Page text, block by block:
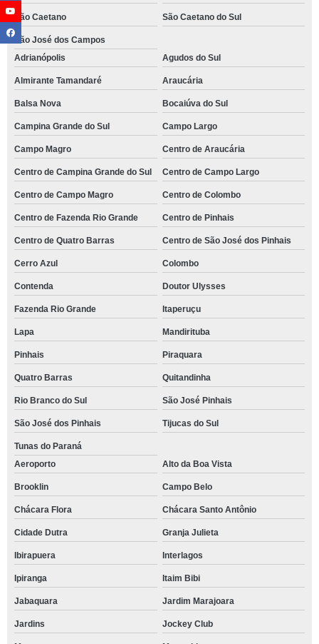
São Caetano São Caetano do Sul
São José dos Campos
Adrianópolis
Agudos do Sul
Almirante Tamandaré Araucária
Balsa Nova Bocaiúva do Sul
Campina Grande do Sul Campo Largo
Campo Magro Centro de Araucária
Centro de Campina Grande do Sul Centro de Campo Largo
Centro de Campo Magro Centro de Colombo
Centro de Fazenda Rio Grande Centro de Pinhais
Centro de Quatro Barras Centro de São José dos Pinhais
Cerro Azul Colombo
Contenda Doutor Ulysses
Fazenda Rio Grande Itaperuçu
Lapa Mandirituba
Pinhais Piraquara
Quatro Barras Quitandinha
Rio Branco do Sul São José Pinhais
São José dos Pinhais Tijucas do Sul
Tunas do Paraná
Aeroporto
Alto da Boa Vista
Brooklin Campo Belo
Chácara Flora Chácara Santo Antônio
Cidade Dutra Granja Julieta
Ibirapuera Interlagos
Ipiranga Itaim Bibi
Jabaquara Jardim Marajoara
Jardins Jockey Club